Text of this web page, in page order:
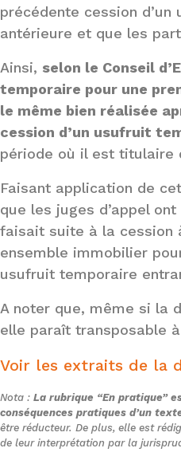
précédente cession
antérieure et que les
Ainsi, selon le Conseil
temporaire pour une
le même bien réalisée
cession d’un usufruit
période où il est titulaire
Faisant application de
que les juges d’appel
faisait suite à la cession
ensemble immobilier
usufruit temporaire
A noter que, même si la
elle paraît transposable
Voir les extraits de la
Nota : La rubrique “En pratique”
conséquences pratiques d’un
être réducteur. De plus, elle est
de leur interprétation par la